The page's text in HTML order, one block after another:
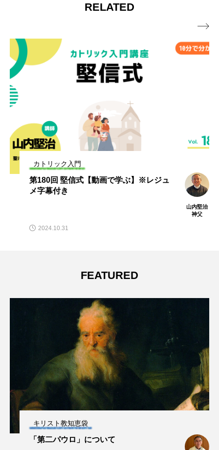
RELATED
カトリック入門
第180回 堅信式【動画で学ぶ】※レジュ
メ字幕付き
山内堅治
神父
2024.10.31

FEATURED
キリスト教知恵袋
「第二パウロ」について